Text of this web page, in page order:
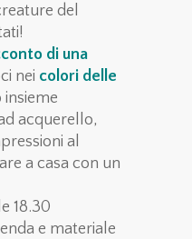
del
di una
nei colori delle
acquerello,
al
a casa con un
18.30
e materiale